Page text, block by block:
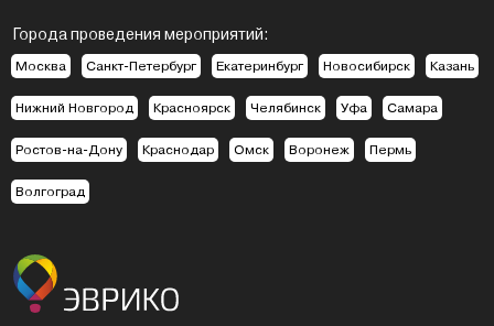
Города проведения мероприятий:
Москва Санкт-Петербург Екатеринбург Новосибирск Казань
Нижний Новгород Красноярск Челябинск Уфа Самара
Ростов-на-Дону Краснодар Омск Воронеж Пермь
Волгоград